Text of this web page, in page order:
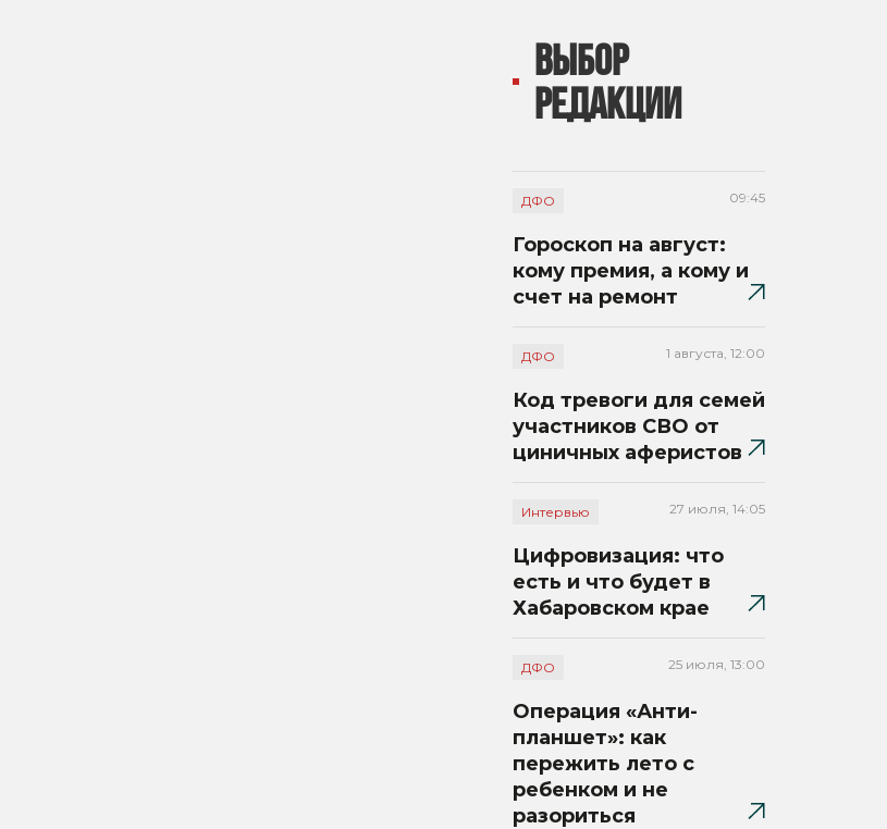
ВЫБОР
РЕДАКЦИИ
ДФО 09:45
Гороскоп на август:
кому премия, а кому и
счет на ремонт
ДФО 1 августа, 12:00
Код тревоги для семей
участников СВО от
циничных аферистов
Интервью 27 июля, 14:05
Цифровизация: что
есть и что будет в
Хабаровском крае
ДФО 25 июля, 13:00
Операция «Анти-
планшет»: как
пережить лето с
ребенком и не
разориться